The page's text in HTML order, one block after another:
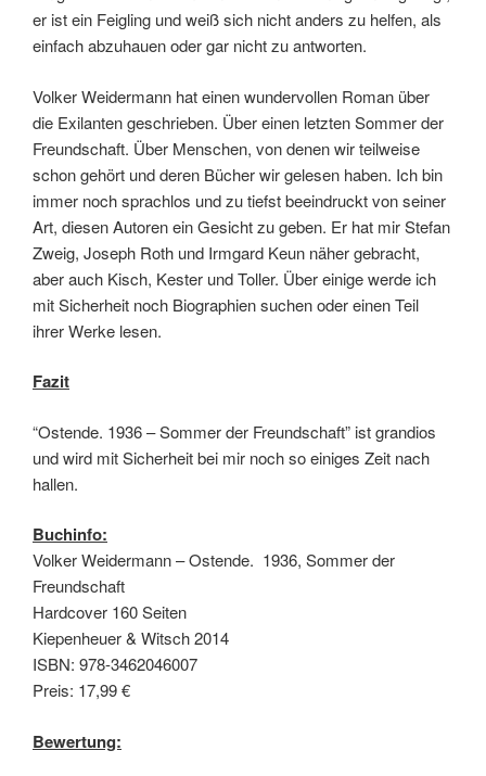
er ist ein Feigling und weiß sich nicht anders zu helfen, als
einfach abzuhauen oder gar nicht zu antworten.
Volker Weidermann hat einen wundervollen Roman über
die Exilanten geschrieben. Über einen letzten Sommer der
Freundschaft. Über Menschen, von denen wir teilweise
schon gehört und deren Bücher wir gelesen haben. Ich bin
immer noch sprachlos und zu tiefst beeindruckt von seiner
Art, diesen Autoren ein Gesicht zu geben. Er hat mir Stefan
Zweig, Joseph Roth und Irmgard Keun näher gebracht,
aber auch Kisch, Kester und Toller. Über einige werde ich
mit Sicherheit noch Biographien suchen oder einen Teil
ihrer Werke lesen.
Fazit
“Ostende. 1936 – Sommer der Freundschaft” ist grandios
und wird mit Sicherheit bei mir noch so einiges Zeit nach
hallen.
Buchinfo:
Volker Weidermann – Ostende. 1936, Sommer der
Freundschaft
Hardcover 160 Seiten
Kiepenheuer & Witsch 2014
ISBN: 978-3462046007
Preis: 17,99 €
Bewertung: